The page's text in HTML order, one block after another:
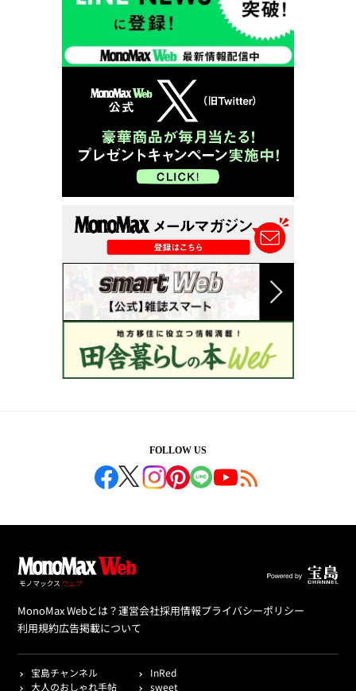
FOLLOW US
MonoMax Webとは？運営会社採用情報プライバシーポリシー
利用規約広告掲載について
宝島チャンネル
InRed
大人のおしゃれ手帖
sweet